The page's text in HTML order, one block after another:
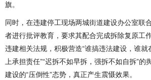
旗。
同时，在违建停工现场两城街道建设办公室联
者进行批评教育，要求其配合完成拆除复原工
违建相关法规，积极营造“谁搞违法建设，谁
上承担责任”“迟拆不如早拆，强拆不如自拆”的
建设的“压倒性”态势，真正产生震慑效果。